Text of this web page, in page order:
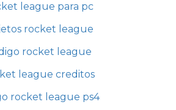
league para pc
rocket league
rocket league
league creditos
rocket league ps4